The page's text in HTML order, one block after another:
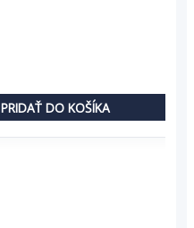
PRIDAŤ DO KOŠÍKA